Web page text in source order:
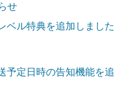
せ
ベル特典を追加しました
予定日時の告知機能を追